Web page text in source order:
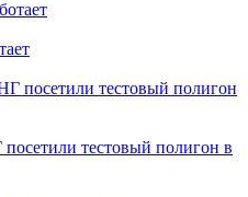
тестовый полигон в